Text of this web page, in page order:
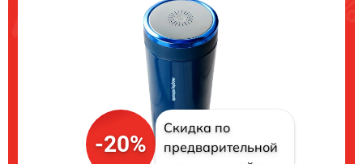
-20%
Скидка по
предварительной